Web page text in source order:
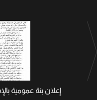
إعلان بتة عمومية